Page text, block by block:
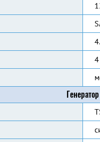
4
Генератор